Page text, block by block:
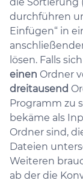
durchführen
Einfügen“ in
lösen. Falls
einen Ordner
dreitausend
Programm zu
bekäme als
Ordner sind,
Dateien
Weiteren
ab der die